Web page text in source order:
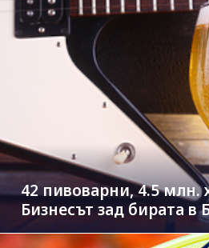
42 пивоварни, 4.5 млн.
Бизнесът зад бирата в